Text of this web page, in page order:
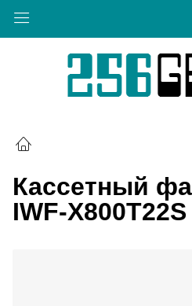
Кассетный
IWF-X800T22S